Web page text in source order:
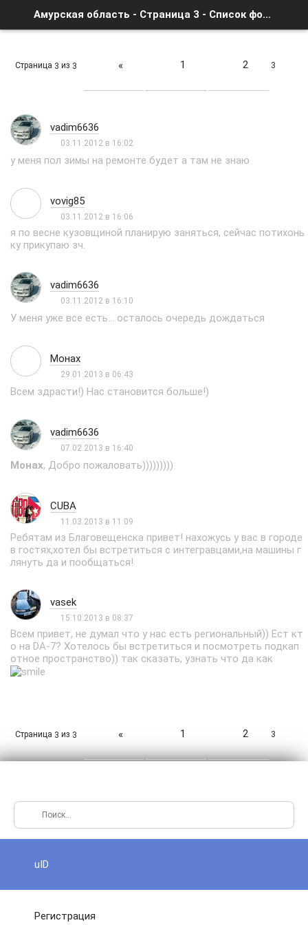
Амурская область - Страница 3 - Список форумов
Страница 3 из 3 « 1 2 3
vadim6636
03.11.2012 в 16:02
у меня пол зимы на ремонте будет а там не знаю
vovig85
03.11.2012 в 16:06
я по весне кузовщиной планирую заняться, сейчас потихонь
ку прикупаю зч.
vadim6636
03.11.2012 в 16:10
У меня уже все есть... осталось очередь дождаться
Монах
29.01.2013 в 06:43
Всем здрасти!) Нас становится больше!)
vadim6636
07.02.2013 в 16:40
Монах, Добро пожаловать)))))))))
CUBA
11.03.2013 в 11:09
Ребятам из Благовещенска привет! нахожусь у вас в городе
в гостях,хотел бы встретиться с интегравцами,на машины г
лянуть да и пообщаться!
vasek
15.10.2013 в 08:37
Всем привет, не думал что у нас есть региональный)) Ест кт
о на DA-7? Хотелось бы встретиться и посмотреть подкап
отное пространство)) так сказать, узнать что да как
Страница 3 из 3 « 1 2 3
uID
Регистрация